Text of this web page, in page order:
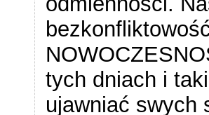
tych dniach i
ujawniać swych